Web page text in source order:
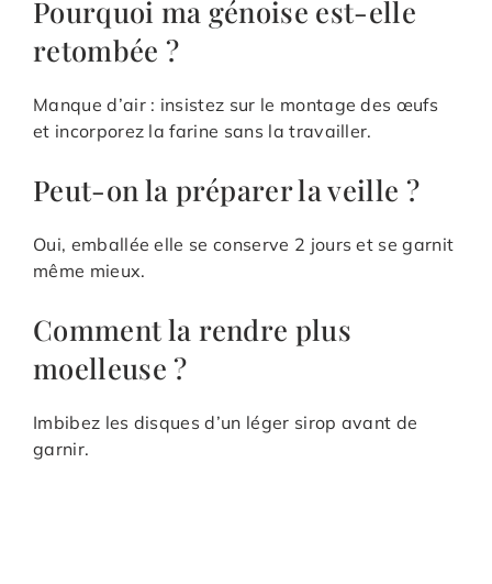
Pourquoi ma génoise est-elle
retombée ?
Manque d’air : insistez sur le montage des œufs
et incorporez la farine sans la travailler.
Peut-on la préparer la veille ?
Oui, emballée elle se conserve 2 jours et se garnit
même mieux.
Comment la rendre plus
moelleuse ?
Imbibez les disques d’un léger sirop avant de
garnir.